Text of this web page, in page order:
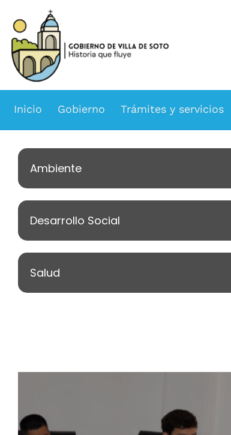
Inicio Gobierno Trámites y servicios
Ambiente
Desarrollo Social
Salud